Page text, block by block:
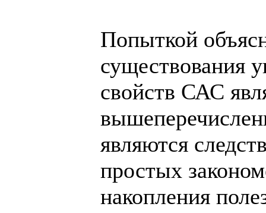
Попыткой
существования
свойств САС
являются
простых
накопления